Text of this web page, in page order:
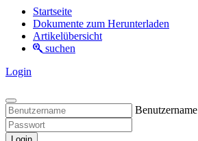
Startseite
Dokumente zum Herunterladen
Artikelübersicht
suchen
Login
Benutzername